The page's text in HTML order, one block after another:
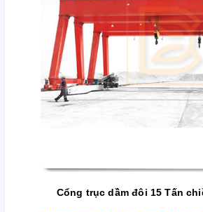
Cổng trục dầm đôi 15 Tấn